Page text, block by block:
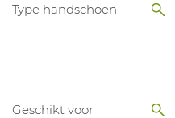
Type handschoen
Geschikt voor